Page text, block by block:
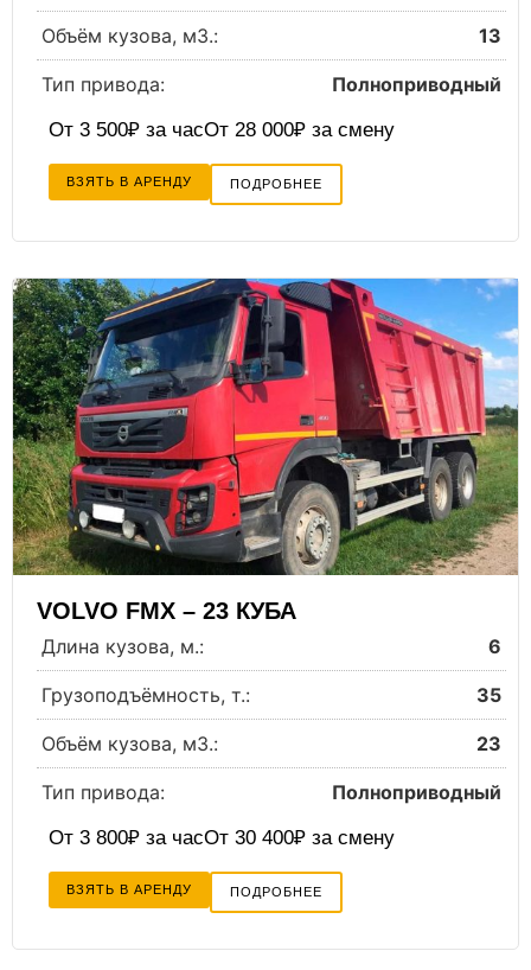
Объём кузова, м3.: 13
Тип привода: Полноприводный
От 3 500₽ за часОт 28 000₽ за смену
ВЗЯТЬ В АРЕНДУ ПОДРОБНЕЕ
VOLVO FMX – 23 КУБА
Длина кузова, м.: 6
Грузоподъёмность, т.: 35
Объём кузова, м3.: 23
Тип привода: Полноприводный
От 3 800₽ за часОт 30 400₽ за смену
ВЗЯТЬ В АРЕНДУ ПОДРОБНЕЕ